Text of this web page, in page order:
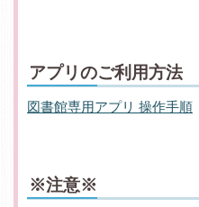
アプリのご利用方法
図書館専用アプリ 操作手順
※注意※